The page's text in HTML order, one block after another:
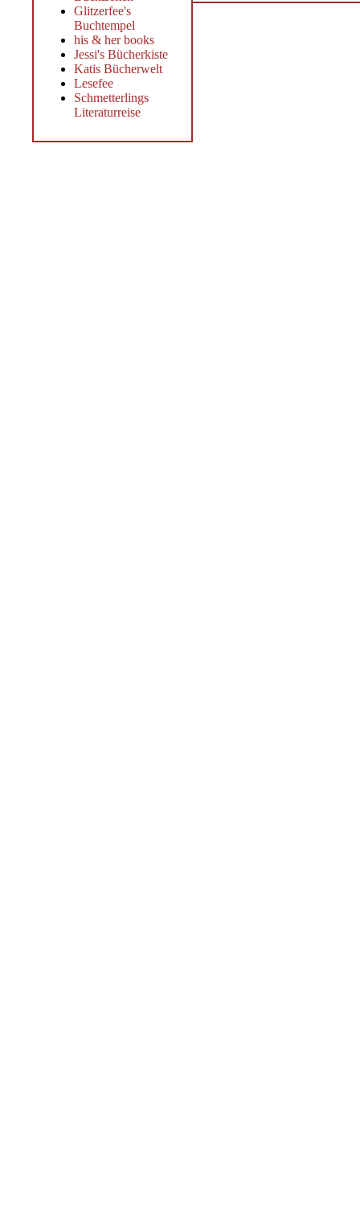
Glitzerfee's
Buchtempel
his & her books
Jessi's Bücherkiste
Katis Bücherwelt
Lesefee
Schmetterlings
Literaturreise